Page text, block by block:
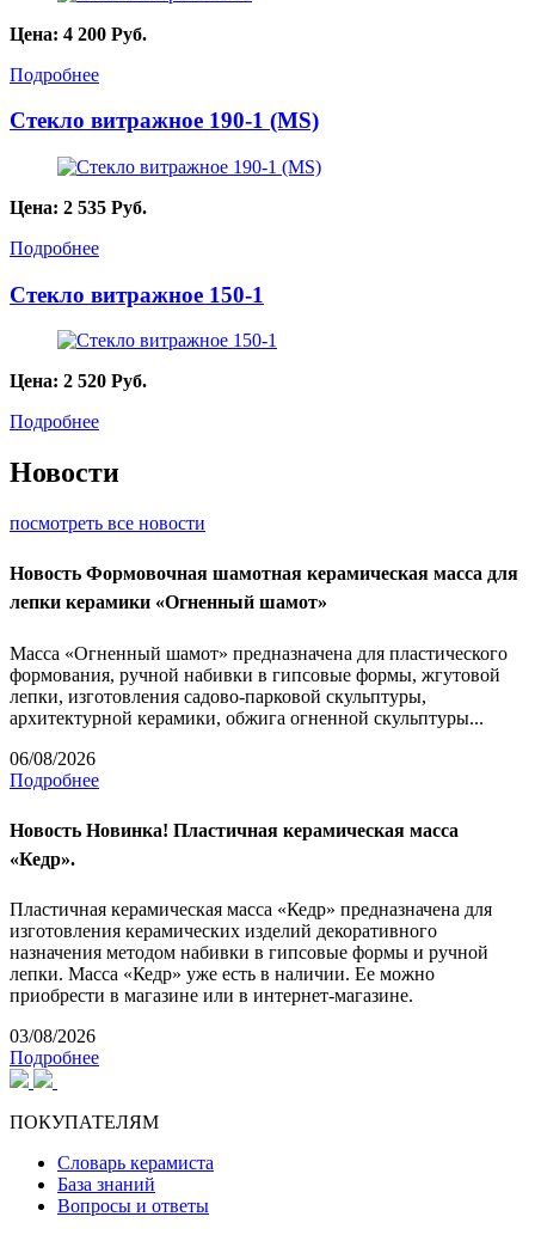
Цена: 4 200 Руб.
Подробнее
Стекло витражное 190-1 (MS)
Цена: 2 535 Руб.
Подробнее
Стекло витражное 150-1
Цена: 2 520 Руб.
Подробнее
Новости
посмотреть все новости
Новость Формовочная шамотная керамическая масса для
лепки керамики «Огненный шамот»
Масса «Огненный шамот» предназначена для пластического
формования, ручной набивки в гипсовые формы, жгутовой
лепки, изготовления садово-парковой скульптуры,
архитектурной керамики, обжига огненной скульптуры...
06/08/2026
Подробнее
Новость Новинка! Пластичная керамическая масса
«Кедр».
Пластичная керамическая масса «Кедр» предназначена для
изготовления керамических изделий декоративного
назначения методом набивки в гипсовые формы и ручной
лепки. Масса «Кедр» уже есть в наличии. Ее можно
приобрести в магазине или в интернет-магазине.
03/08/2026
Подробнее
ПОКУПАТЕЛЯМ
Словарь керамиста
База знаний
Вопросы и ответы